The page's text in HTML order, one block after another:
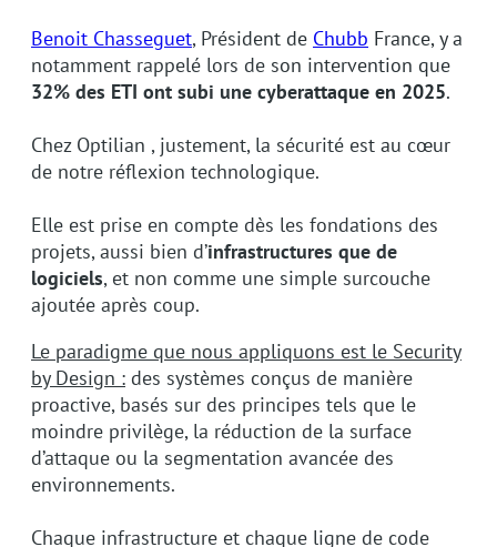
Benoit Chasseguet, Président de Chubb France, y a
notamment rappelé lors de son intervention que
32% des ETI ont subi une cyberattaque en 2025.
Chez Optilian , justement, la sécurité est au cœur
de notre réflexion technologique.
Elle est prise en compte dès les fondations des
projets, aussi bien d’infrastructures que de
logiciels, et non comme une simple surcouche
ajoutée après coup.
Le paradigme que nous appliquons est le Security
by Design : des systèmes conçus de manière
proactive, basés sur des principes tels que le
moindre privilège, la réduction de la surface
d’attaque ou la segmentation avancée des
environnements.
Chaque infrastructure et chaque ligne de code